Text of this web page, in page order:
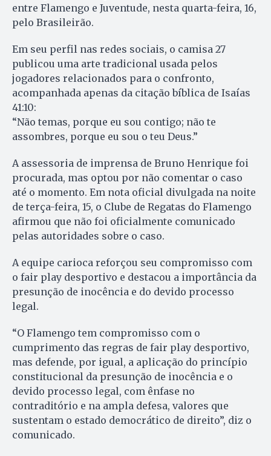
entre Flamengo e Juventude, nesta quarta-feira, 16,
pelo Brasileirão.
Em seu perfil nas redes sociais, o camisa 27
publicou uma arte tradicional usada pelos
jogadores relacionados para o confronto,
acompanhada apenas da citação bíblica de Isaías
41:10:
“Não temas, porque eu sou contigo; não te
assombres, porque eu sou o teu Deus.”
A assessoria de imprensa de Bruno Henrique foi
procurada, mas optou por não comentar o caso
até o momento. Em nota oficial divulgada na noite
de terça-feira, 15, o Clube de Regatas do Flamengo
afirmou que não foi oficialmente comunicado
pelas autoridades sobre o caso.
A equipe carioca reforçou seu compromisso com
o fair play desportivo e destacou a importância da
presunção de inocência e do devido processo
legal.
“O Flamengo tem compromisso com o
cumprimento das regras de fair play desportivo,
mas defende, por igual, a aplicação do princípio
constitucional da presunção de inocência e o
devido processo legal, com ênfase no
contraditório e na ampla defesa, valores que
sustentam o estado democrático de direito”, diz o
comunicado.